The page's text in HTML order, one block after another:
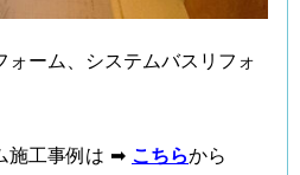
ーム、システムバスリフォ
施工事例は ➡ こちらから